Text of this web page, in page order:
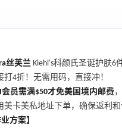
丝芙兰 Kiehl's科颜氏圣诞护肤6
4折！无需用码，直接冲！
会员需满$50才免美国境内邮费
卡美私地址下单，确保返利和
业方案】